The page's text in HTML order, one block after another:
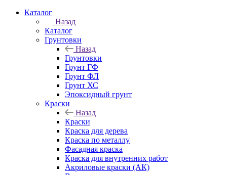
Каталог
Назад
Каталог
Грунтовки
Назад
Грунтовки
Грунт ГФ
Грунт ФЛ
Грунт ХС
Эпоксидный грунт
Краски
Назад
Краски
Краска для дерева
Краска по металлу
Фасадная краска
Краска для внутренних работ
Акриловые краски (АК)